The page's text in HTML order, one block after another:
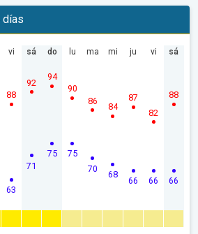
días
vi
63
88
sá
71
92
do
75
94
lu
75
90
ma
70
86
mi
68
84
ju
66
87
vi
66
82
sá
66
88